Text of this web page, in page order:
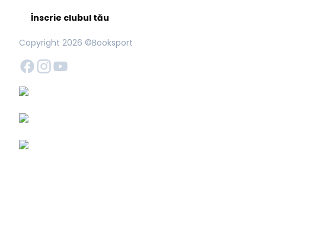
Înscrie clubul tău
Copyright 2026 ©Booksport